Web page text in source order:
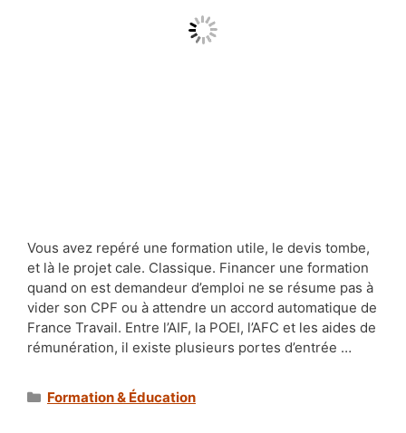
Vous avez repéré une formation utile, le devis tombe,
et là le projet cale. Classique. Financer une formation
quand on est demandeur d’emploi ne se résume pas à
vider son CPF ou à attendre un accord automatique de
France Travail. Entre l’AIF, la POEI, l’AFC et les aides de
rémunération, il existe plusieurs portes d’entrée …
Catégories
Formation & Éducation